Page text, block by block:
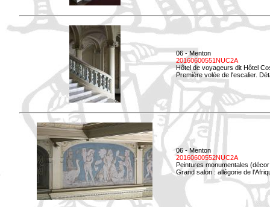
06 - Menton
20160600551NUC2A
Hôtel de voyageurs dit Hôtel
Première volée de l'escalier.
06 - Menton
20160600552NUC2A
Peintures monumentales
Grand salon : allégorie de